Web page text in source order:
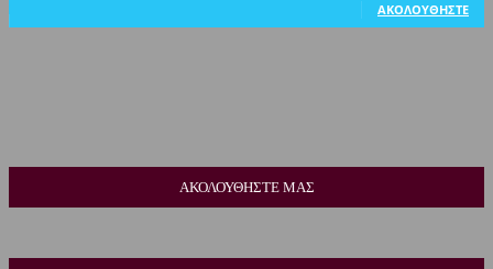
ΑΚΟΛΟΥΘΉΣΤΕ
ΑΚΟΛΟΥΘΗΣΤΕ ΜΑΣ